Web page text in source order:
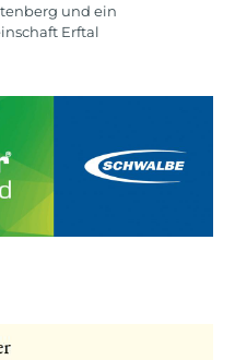
und ein
Erftal